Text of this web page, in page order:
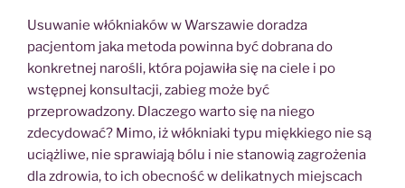
Usuwanie włókniaków w Warszawie doradza
pacjentom jaka metoda powinna być dobrana do
konkretnej narośli, która pojawiła się na ciele i po
wstępnej konsultacji, zabieg może być
przeprowadzony. Dlaczego warto się na niego
zdecydować? Mimo, iż włókniaki typu miękkiego nie są
uciążliwe, nie sprawiają bólu i nie stanowią zagrożenia
dla zdrowia, to ich obecność w delikatnych miejscach